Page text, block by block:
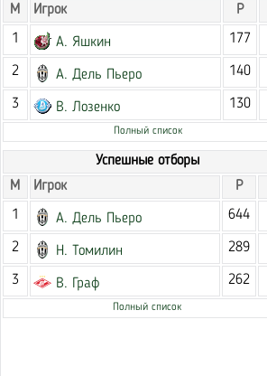
М
Игрок Р
1
А. Яшкин 177
2 А. Дель Пьеро 140
3 В. Лозенко 130
Полный список
Успешные отборы
М
Игрок Р
1
А. Дель Пьеро 644
2 Н. Томилин 289
3 В. Граф 262
Полный список